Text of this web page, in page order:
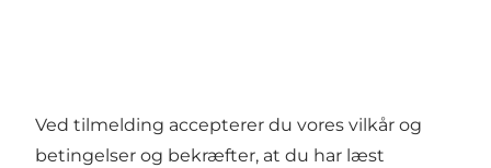
Ved tilmelding accepterer du vores vilkår og
betingelser og bekræfter, at du har læst